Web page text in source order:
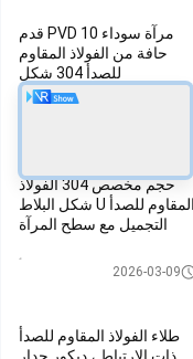
مرآة سوداء PVD 10 قدم
حافة من الفولاذ المقاوم
للصدأ 304 شكل
حجم مخصص 304 الفولاذ
المقاوم للصدأ U شكل البلاط
التجميل مع سطح المرآة
تقليم بلاط الفولاذ المقاوم للصدأ
2026-03-09
طلاء الفولاذ المقاوم للصدأ